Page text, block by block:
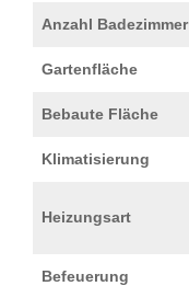
Anzahl Badezimmer
Gartenfläche
Bebaute Fläche
Klimatisierung
Heizungsart
Befeuerung